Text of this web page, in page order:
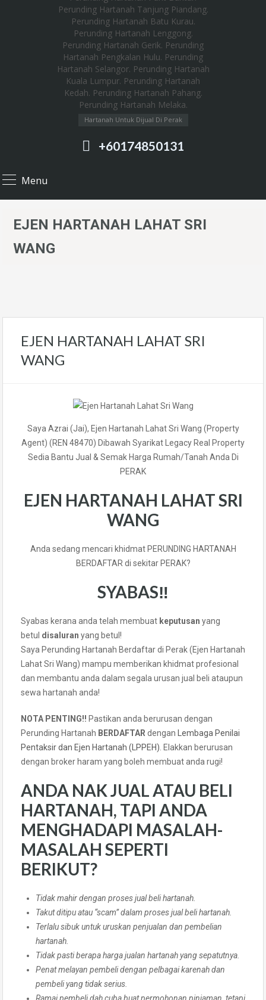
Hartanah Untuk Dijual Di Perak
+60174850131
Menu
EJEN HARTANAH LAHAT SRI
WANG
EJEN HARTANAH LAHAT SRI
WANG
Saya Azrai (Jai), Ejen Hartanah Lahat Sri Wang (Property
Agent) (REN 48470) Dibawah Syarikat Legacy Real Property
Sedia Bantu Jual & Semak Harga Rumah/Tanah Anda Di
PERAK
EJEN HARTANAH LAHAT SRI
WANG
Anda sedang mencari khidmat PERUNDING HARTANAH
BERDAFTAR di sekitar PERAK?
SYABAS‼️
Syabas kerana anda telah membuat keputusan yang
betul disaluran yang betul!
Saya Perunding Hartanah Berdaftar di Perak (Ejen Hartanah
Lahat Sri Wang) mampu memberikan khidmat profesional
dan membantu anda dalam segala urusan jual beli ataupun
sewa hartanah anda!
NOTA PENTING!! Pastikan anda berurusan dengan
Perunding Hartanah BERDAFTAR dengan
Lembaga Penilai
Pentaksir dan Ejen Hartanah (LPPEH) . Elakkan berurusan
dengan broker haram yang boleh membuat anda rugi!
ANDA NAK JUAL ATAU BELI
HARTANAH, TAPI ANDA
MENGHADAPI MASALAH-
MASALAH SEPERTI
BERIKUT?
Tidak mahir dengan proses jual beli hartanah.
Takut ditipu atau “scam” dalam proses jual beli hartanah.
Terlalu sibuk untuk uruskan penjualan dan pembelian
hartanah.
Tidak pasti berapa harga jualan hartanah yang sepatutnya.
Penat melayan pembeli dengan pelbagai karenah dan
pembeli yang tidak serius.